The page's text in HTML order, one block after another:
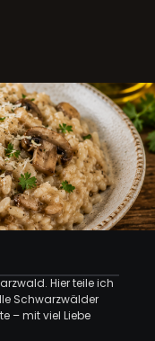
Hier teile ich
Schwarzwälder
– mit viel Liebe